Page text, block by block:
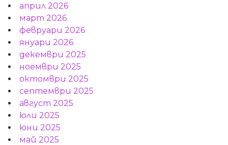
април 2026
март 2026
февруари 2026
януари 2026
декември 2025
ноември 2025
октомври 2025
септември 2025
август 2025
юли 2025
юни 2025
май 2025